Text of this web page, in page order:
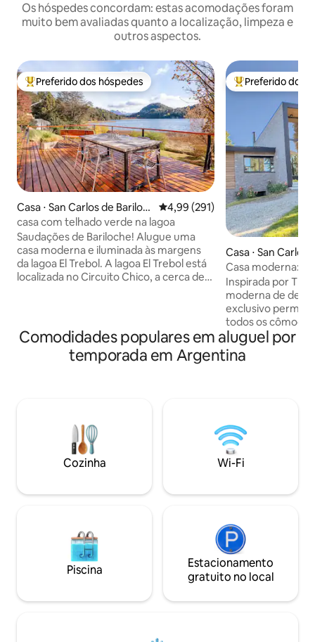
Os hóspedes concordam: estas acomodações foram
muito bem avaliadas quanto a localização, limpeza e
outros aspectos.
Entre os melhores preferidos dos hóspedes
Preferido dos hóspedes
Casa ⋅ San Carlos de Bariloc
he
4,99 de uma avaliação média de
4,99 (291)
casa com telhado verde na lagoa
Saudações de Bariloche! Alugue uma
casa moderna e iluminada às margens
da lagoa El Trebol. A lagoa El Trebol está
localizada no Circuito Chico, a cerca de
de lugares de incrível beleza: - Distância
do Cerro Campanario (a sétima melhor
vista do mundo!): 2 km - Distância da
transporte próprio, há transporte
público de passageiros a 20 minutos a pé
da casa e um aluguel de bicicletas a 20
minutos a pé. Cada quarto privativo
WI-FI . Banheiro privativo com vista para
vontade para entrar em contato
conosco caso tenha dúvidas antes de
fazer sua reserva! Não vejo a hora de
receber você em Bariloche!
Entre os
Preferido dos
Casa ⋅ San Carlos
Casa moderna:
resort de esqui
Inspirada por The
moderna de
exclusivo permite
todos os
localizada no
perto do portão
ideal para
banheiros.
sala de estar com
casa de
exclusiva pode
Comodidades populares em aluguel por
temporada em Argentina
Cozinha Wi-Fi
Piscina
Estacionamento
gratuito no local